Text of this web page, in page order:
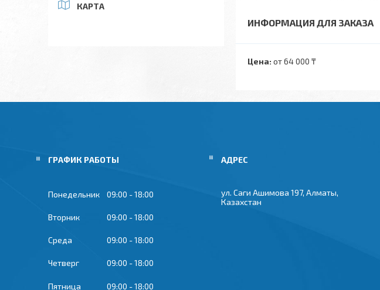
ИНФОРМАЦИЯ ДЛЯ ЗАКАЗА
Цена: от 64 000 ₸
КАРТА
ГРАФИК РАБОТЫ
Понедельник 09:00 18:00
Вторник 09:00 18:00
Среда 09:00 18:00
Четверг 09:00 18:00
Пятница 09:00 18:00
ул. Саги Ашимова 197, Алматы,
Казахстан